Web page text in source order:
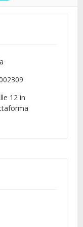
12 in